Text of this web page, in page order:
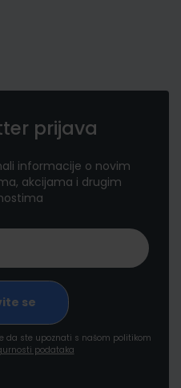
prijava
informacije o novim
akcijama i drugim
da ste upoznati s našom politikom
podataka